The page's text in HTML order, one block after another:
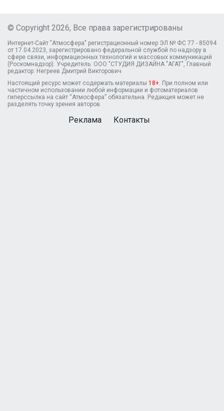
© Copyright 2026, Все права зарегистрированы
Интернет-Сайт "Атмосфера" регистрационный номер ЭЛ № ФС 77 - 85094
от 17.04.2023, зарегистрировано федеральной службой по надзору в
сфере связи, информационных технологий и массовых коммуникаций
(Роскомнадзор). Учредитель: ООО "СТУДИЯ ДИЗАЙНА "АГАТ", Главный
редактор: Негреев Дмитрий Викторович
Настоящий ресурс может содержать материалы 18+. При полном или
частичном использовании любой информации и фотоматериалов
гиперссылка на сайт “Атмосфера” обязательна. Редакция может не
разделять точку зрения авторов.
Реклама Контакты